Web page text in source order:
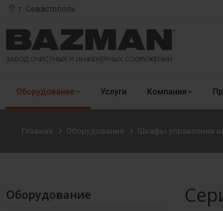
г. Севастополь
Оборудование Услуги Компания
Главная Оборудование Шкафы управления
Оборудование